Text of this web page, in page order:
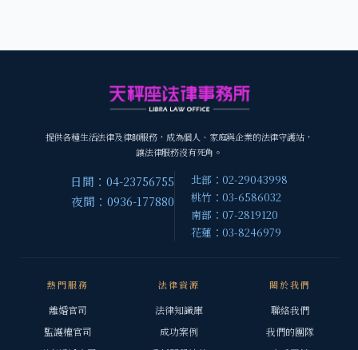
提供各種生活法律及律師服務，成為個人、家庭與企業的法律守護站，
讓法律服務沒有死角。
日間：04-23756755
夜間：0936-177880
北部：02-29043998
桃竹：03-6586032
南部：07-2819120
花蓮：03-8246979
熱門服務
離婚官司
監護權官司
法律資源
法律知識庫
成功案例
關於我們
聯絡我們
我們的團隊